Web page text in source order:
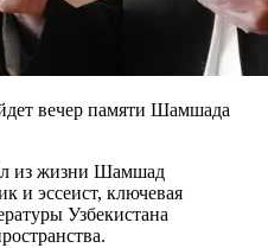
вечер памяти Шамшада
из жизни Шамшад
и эссеист, ключевая
Узбекистана